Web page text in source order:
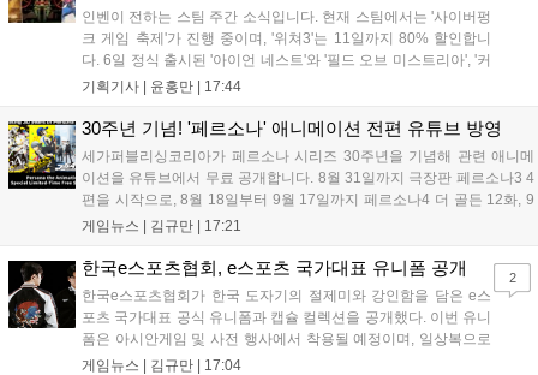
인벤이 전하는 스팀 주간 소식입니다. 현재 스팀에서는 '사이버펑
크 게임 축제'가 진행 중이며, '위쳐3'는 11일까지 80% 할인합니
다. 6일 정식 출시된 '아이언 네스트'와 '필드 오브 미스트리아', '커
세어 코브'가 호평받고 있습니다. 한편, 7일 출시된 '마블 투혼'은
다. 유비소프트의 '고스트리콘: 와일드랜드'는 7년 만의 대규모 업
데이트 '라스트 라이츠'와 함께 95% 할인 중입니다....
기획기사 | 윤홍만 | 17:44
30주년 기념! '페르소나' 애니메이션 전편 유튜브 방영
세가퍼블리싱코리아가 페르소나 시리즈 30주년을 기념해 관련 애니메
이션을 유튜브에서 무료 공개합니다. 8월 31일까지 극장판 페르소나3 4
편을 시작으로, 8월 18일부터 9월 17일까지 페르소나4 더 골든 12화, 9
월 15일부터 10월 14일까지 페르소나5 시리즈가 순차 공개됩니다. 또한
영상 및 대형 전광판에 소개될 예정입니다....
게임뉴스 | 김규만 | 17:21
한국e스포츠협회, e스포츠 국가대표 유니폼 공개
한국e스포츠협회가 한국 도자기의 절제미와 강인함을 담은 e스
포츠 국가대표 공식 유니폼과 캡슐 컬렉션을 공개했다. 이번 유니
폼은 아시안게임 및 사전 행사에서 착용될 예정이며, 일상복으로
구성된 컬렉션은 오는 8월 28일부터 골스튜디오 공식 홈페이지
게임뉴스 | 김규만 | 17:04
2